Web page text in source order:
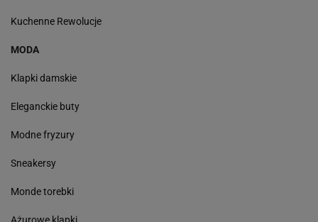
Kuchenne Rewolucje
MODA
Klapki damskie
Eleganckie buty
Modne fryzury
Sneakersy
Monde torebki